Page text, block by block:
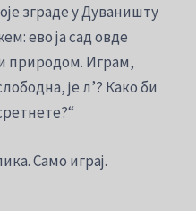
зграде у Дуваништу
ево ја сад овде
природом. Играм,
је л’? Како би
Само играј.